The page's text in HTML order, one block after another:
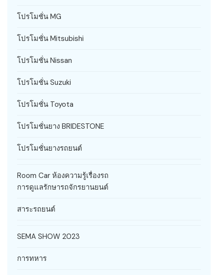
โปรโมชั่น MG
โปรโมชั่น Mitsubishi
โปรโมชั่น Nissan
โปรโมชั่น Suzuki
โปรโมชั่น Toyota
โปรโมชั่นยาง BRIDESTONE
โปรโมชั่นยางรถยนต์
Room Car ห้องความรู้เรื่องรถ
การดูแลรักษารถจักรยานยนต์
สาระรถยนต์
SEMA SHOW 2023
การทหาร